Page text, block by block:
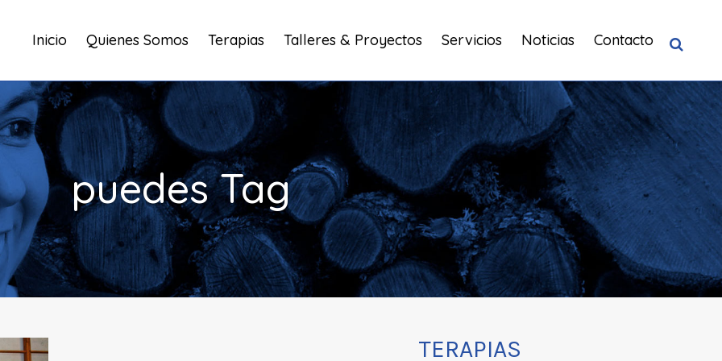
Inicio Quienes Somos Terapias Talleres & Proyectos Servicios Noticias Contacto
puedes Tag
TERAPIAS